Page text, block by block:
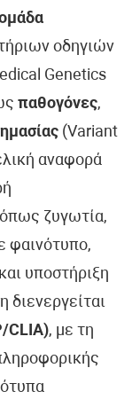
οδηγιών
Genetics
παθογόνες,
(Variant
αναφορά
ζυγωτία,
φαινότυπο,
υποστήριξη
διενεργείται
CLIA), με τη